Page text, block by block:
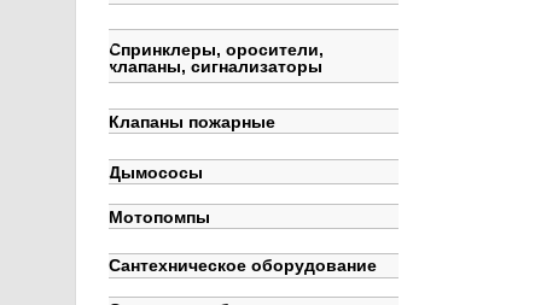
Спринклеры, оросители,
клапаны, сигнализаторы
Клапаны пожарные
Дымососы
Мотопомпы
Сантехническое оборудование